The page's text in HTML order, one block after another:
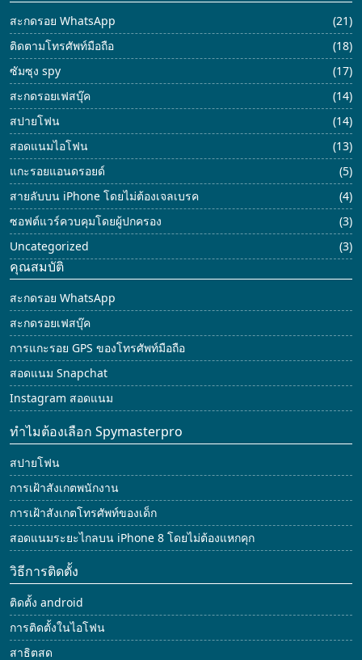
สะกดรอย WhatsApp
(21)
ติดตามโทรศัพท์มือถือ
(18)
ซัมซุง spy
(17)
สะกดรอยเฟสบุ๊ค
(14)
สปายโฟน
(14)
สอดแนมไอโฟน
(13)
แกะรอยแอนดรอยด์
(5)
สายลับบน iPhone โดยไม่ต้องเจลเบรค
(4)
ซอฟต์แวร์ควบคุมโดยผู้ปกครอง
(3)
Uncategorized
(3)
คุณสมบัติ
สะกดรอย WhatsApp
สะกดรอยเฟสบุ๊ค
การแกะรอย GPS ของโทรศัพท์มือถือ
สอดแนม Snapchat
Instagram สอดแนม
ทำไมต้องเลือก Spymasterpro
สปายโฟน
การเฝ้าสังเกตพนักงาน
การเฝ้าสังเกตโทรศัพท์ของเด็ก
สอดแนมระยะไกลบน iPhone 8 โดยไม่ต้องแหกคุก
วิธีการติดตั้ง
ติดตั้ง android
การติดตั้งในไอโฟน
สาธิตสด